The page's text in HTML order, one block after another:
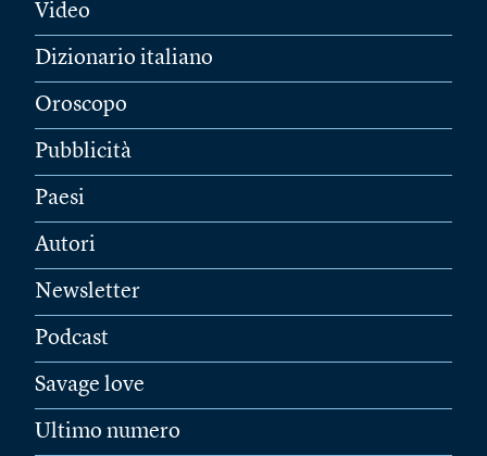
Video
Dizionario italiano
Oroscopo
Pubblicità
Paesi
Autori
Newsletter
Podcast
Savage love
Ultimo numero